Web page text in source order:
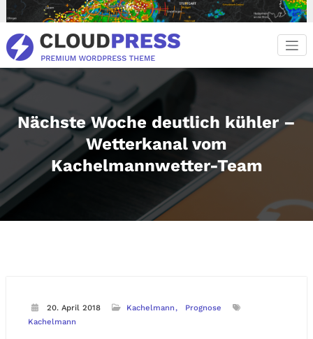
Inhalt
springen
Nächste Woche deutlich kühler –
Wetterkanal vom
Kachelmannwetter-Team
20. April 2018 Kachelmann
Prognose
Kachelmann